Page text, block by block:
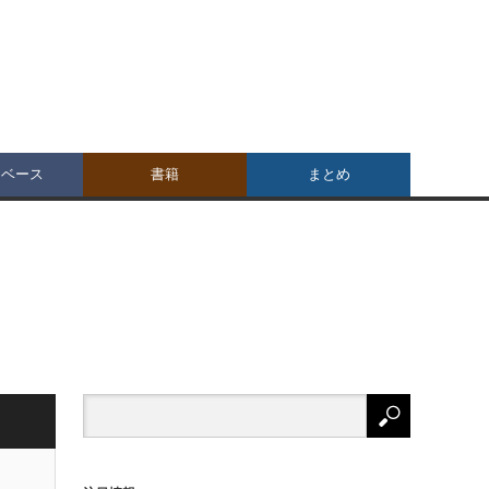
ース 書籍 まとめ